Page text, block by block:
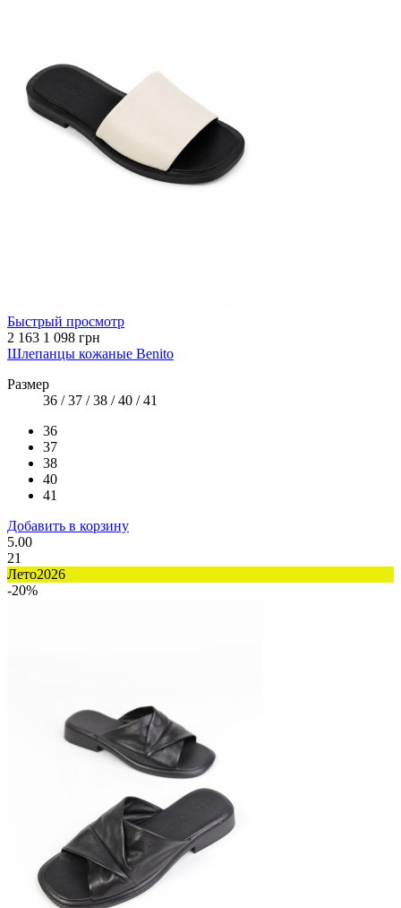
Быстрый просмотр
2 163 1 098 грн
Шлепанцы кожаные Benito
Размер
36 / 37 / 38 / 40 / 41
36
37
38
40
41
Добавить в корзину
5.00
21
Лето2026
-20%